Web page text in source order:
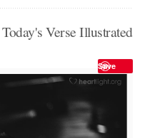
Today's Verse Illustrated
Save